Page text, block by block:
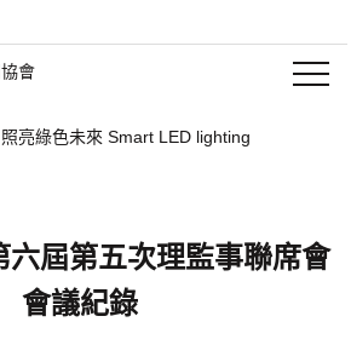
六屆第五次理監事聯席會
會議紀錄